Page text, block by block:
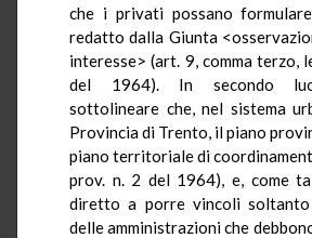
che i privati possano
redatto dalla Giunta
interesse> (art. 9, comma terzo,
del 1964). In secondo
sottolineare che, nel sistema
Provincia di Trento, il piano
piano territoriale di
prov. n. 2 del 1964), e, come
diretto a porre vincoli
delle amministrazioni che